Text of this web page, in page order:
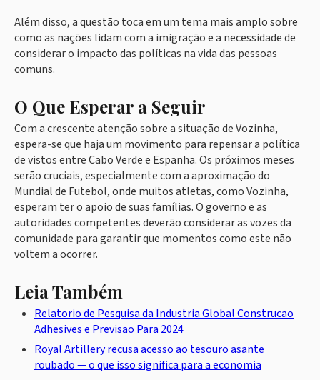
Além disso, a questão toca em um tema mais amplo sobre
como as nações lidam com a imigração e a necessidade de
considerar o impacto das políticas na vida das pessoas
comuns.
O Que Esperar a Seguir
Com a crescente atenção sobre a situação de Vozinha,
espera-se que haja um movimento para repensar a política
de vistos entre Cabo Verde e Espanha. Os próximos meses
serão cruciais, especialmente com a aproximação do
Mundial de Futebol, onde muitos atletas, como Vozinha,
esperam ter o apoio de suas famílias. O governo e as
autoridades competentes deverão considerar as vozes da
comunidade para garantir que momentos como este não
voltem a ocorrer.
Leia Também
Relatorio de Pesquisa da Industria Global Construcao
Adhesives e Previsao Para 2024
Royal Artillery recusa acesso ao tesouro asante
roubado — o que isso significa para a economia